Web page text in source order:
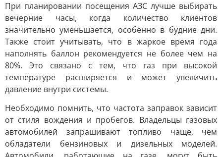
При планировании посещения АЗС лучше выбирать
вечерние часы, когда количество клиентов
значительно уменьшается, особенно в будние дни.
Также стоит учитывать, что в жаркое время года
наполнять баллон рекомендуется не более чем на
80%. Это связано с тем, что газ при высокой
температуре расширяется и может увеличить
давление внутри системы.
Необходимо помнить, что частота заправок зависит
от стиля вождения и пробегов. Владельцы газовых
автомобилей запрашивают топливо чаще, чем
обладатели бензиновых и дизельных моделей.